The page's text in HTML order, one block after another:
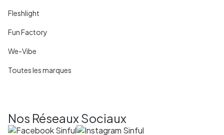
Fleshlight
Fun Factory
We-Vibe
Toutes les marques
Nos Réseaux Sociaux